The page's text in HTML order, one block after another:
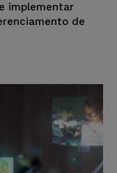
implementar
de